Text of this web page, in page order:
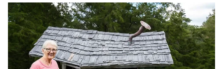
ಪ್ರಿಯಕರನೊಂದಿಗೆ ತಗ್ಲಾಕೊಂಡ ನವವಿವಾಹಿತೆ
ಕರ್ನಾಟಕ, ಭಾರತ (India News) ಮತ್ತು ಜಗತ್ತಿನ
ಕ್ಷಣಕ್ಷಣದ ಕನ್ನಡ ಸುದ್ದಿ (Kannada News)
ಅಪ್ಡೇಟ್‌ಗಳಿಗಾಗಿ ಏಷ್ಯಾನೆಟ್ ಸುವರ್ಣ ನ್ಯೂಸ್‌ ಫಾಲೋ
ಮಾಡಿ. ಬ್ರೇಕಿಂಗ್ ಸುದ್ದಿ (Latest Kannada News),